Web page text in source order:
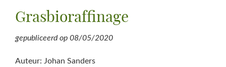
en
Voederbouw
Grasbioraffinage
gepubliceerd op 08/05/2020
Auteur: Johan Sanders